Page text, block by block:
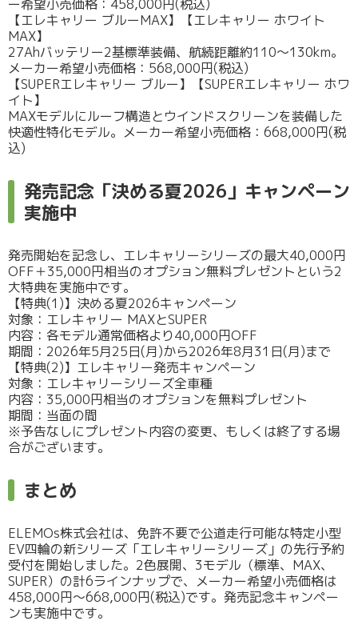
ー希望小売価格：458,000円(税込)
【エレキャリー ブルーMAX】【エレキャリー ホワイト
MAX】
27Ahバッテリー2基標準装備、航続距離約110～130km。
メーカー希望小売価格：568,000円(税込)
【SUPERエレキャリー ブルー】【SUPERエレキャリー ホワ
イト】
MAXモデルにルーフ構造とウインドスクリーンを装備した
快適性特化モデル。メーカー希望小売価格：668,000円(税
込)
発売記念「決める夏2026」キャンペーン
実施中
発売開始を記念し、エレキャリーシリーズの最大40,000円
OFF＋35,000円相当のオプション無料プレゼントという2
大特典を実施中です。
【特典(1)】決める夏2026キャンペーン
対象：エレキャリー MAXとSUPER
内容：各モデル通常価格より40,000円OFF
期間：2026年5月25日(月)から2026年8月31日(月)まで
【特典(2)】エレキャリー発売キャンペーン
対象：エレキャリーシリーズ全車種
内容：35,000円相当のオプションを無料プレゼント
期間：当面の間
※予告なしにプレゼント内容の変更、もしくは終了する場
合がございます。
まとめ
ELEMOs株式会社は、免許不要で公道走行可能な特定小型
EV四輪の新シリーズ「エレキャリーシリーズ」の先行予約
受付を開始しました。2色展開、3モデル（標準、MAX、
SUPER）の計6ラインナップで、メーカー希望小売価格は
458,000円～668,000円(税込)です。発売記念キャンペー
ンも実施中です。